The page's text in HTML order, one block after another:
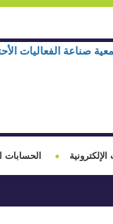
الحسابات